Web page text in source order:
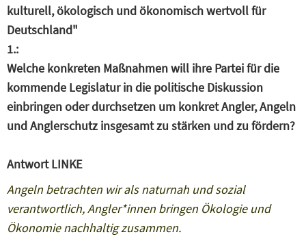
kulturell, ökologisch und ökonomisch wertvoll für
Deutschland"
1.:
Welche konkreten Maßnahmen will ihre Partei für die
kommende Legislatur in die politische Diskussion
einbringen oder durchsetzen um konkret Angler, Angeln
und Anglerschutz insgesamt zu stärken und zu fördern?
Antwort LINKE
Angeln betrachten wir als naturnah und sozial
verantwortlich, Angler*innen bringen Ökologie und
Ökonomie nachhaltig zusammen.